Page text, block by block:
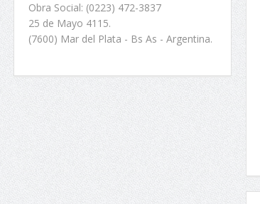
Obra Social: (0223) 472-3837
25 de Mayo 4115.
(7600) Mar del Plata - Bs As - Argentina.